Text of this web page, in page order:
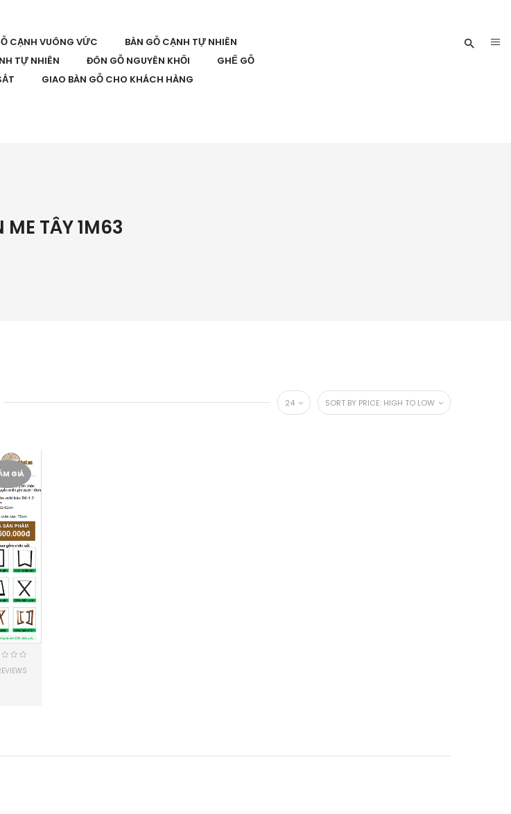
CẠNH VUÔNG VỨC
BÀN GỖ CẠNH TỰ NHIÊN
TỰ NHIÊN ĐÔN GỖ NGUYÊN KHỐI
GHẾ GỖ
GIAO BÀN GỖ CHO KHÁCH HÀNG
ME TÂY 1M63
SORT BY PRICE: HIGH TO LOW
24
GIÁ